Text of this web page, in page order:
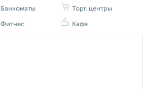
Банкоматы
Фитнес
Торг. центры
Кафе